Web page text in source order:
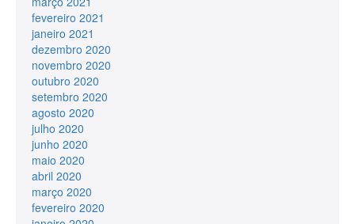
fevereiro 2021
janeiro 2021
dezembro 2020
novembro 2020
outubro 2020
setembro 2020
agosto 2020
julho 2020
junho 2020
maio 2020
abril 2020
março 2020
fevereiro 2020